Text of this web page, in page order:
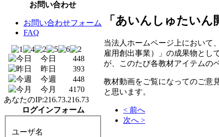
お問い合わせ
お問い合わせフォーム
FAQ
今日
448
昨日
393
今週
448
今月
4170
あなたのIP:216.73.216.73
ログインフォーム
ユーザ名
「あいんしゅたい
当法人ホームページ上において
雇用創出事業）」の成果物とし
が、このたび各教材アイテムの
教材動画をご覧になってのご意
と思います。
< 前へ
次へ >